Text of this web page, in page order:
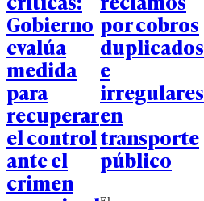
Gobierno
evalúa
medida
para
recuperar
el control
ante el
crimen
por cobros
duplicados
e
irregulares
en
transporte
público